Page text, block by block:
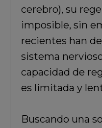
cerebro), su
imposible, sin
recientes han
sistema
capacidad de
es limitada y
Buscando una